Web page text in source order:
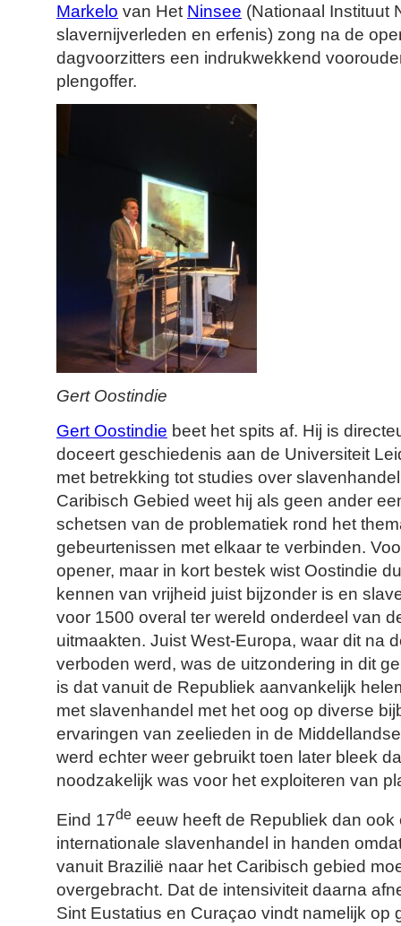
Markelo van Het Ninsee (Nationaal Instituut
slavernijverleden en erfenis) zong na de
dagvoorzitters een indrukwekkend
plengoffer.
Gert Oostindie
Gert Oostindie beet het spits af. Hij is
doceert geschiedenis aan de Universiteit
met betrekking tot studies over
Caribisch Gebied weet hij als geen ander
schetsen van de problematiek rond het
gebeurtenissen met elkaar te verbinden.
opener, maar in kort bestek wist Oostindie
kennen van vrijheid juist bijzonder is en
voor 1500 overal ter wereld onderdeel van
uitmaakten. Juist West-Europa, waar dit na
verboden werd, was de uitzondering in dit
is dat vanuit de Republiek aanvankelijk
met slavenhandel met het oog op diverse
ervaringen van zeelieden in de
werd echter weer gebruikt toen later bleek
noodzakelijk was voor het exploiteren van
Eind 17de eeuw heeft de Republiek dan ook
internationale slavenhandel in handen
vanuit Brazilië naar het Caribisch gebied
overgebracht. Dat de intensiviteit daarna
Sint Eustatius en Curaçao vindt namelijk op